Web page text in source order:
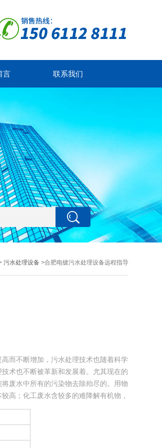
言 联系我们
污水处理设备>合肥电镀污水处理设备远程指导
而不断增加，污水处理技术也随着科学
术也不断被革新和发展着。尤其现在的
废水中所有的污染物去除殆尽的。用物
高；化工废水含较多的难降解有机物，